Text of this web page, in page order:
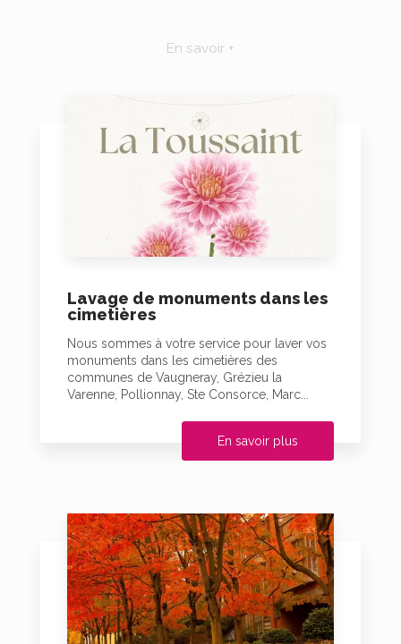
En savoir +
Lavage de monuments dans les
cimetières
Nous sommes à votre service pour laver vos
monuments dans les cimetières des
communes de Vaugneray, Grézieu la
Varenne, Pollionnay, Ste Consorce, Marc...
En savoir plus